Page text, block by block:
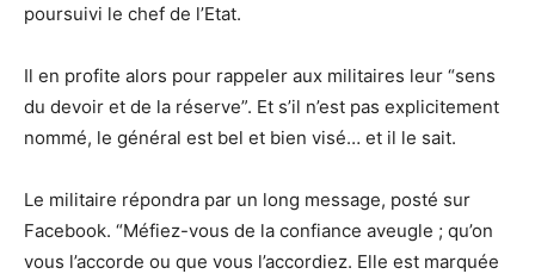
poursuivi le chef de l’Etat.
Il en profite alors pour rappeler aux militaires leur “sens
du devoir et de la réserve”. Et s’il n’est pas explicitement
nommé, le général est bel et bien visé… et il le sait.
Le militaire répondra par un long message, posté sur
Facebook. “Méfiez-vous de la confiance aveugle ; qu’on
vous l’accorde ou que vous l’accordiez. Elle est marquée